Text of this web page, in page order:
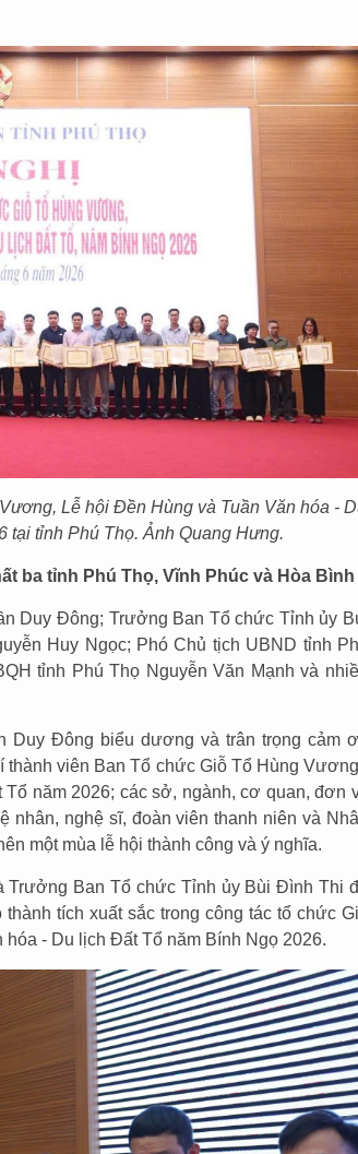
Lễ hội Đền Hùng và Tuần Văn hóa -
tại tỉnh Phú Thọ. Ảnh Quang Hưng.
ba tỉnh Phú Thọ, Vĩnh Phúc và Hòa Bình
Duy Đông; Trưởng Ban Tổ chức Tỉnh ủy
Huy Ngọc; Phó Chủ tịch UBND tỉnh
tỉnh Phú Thọ Nguyễn Văn Mạnh và
Duy Đông biểu dương và trân trọng cảm
thành viên Ban Tổ chức Giỗ Tổ Hùng
năm 2026; các sở, ngành, cơ quan, đơn
nhân, nghệ sĩ, đoàn viên thanh niên và
một mùa lễ hội thành công và ý nghĩa.
Trưởng Ban Tổ chức Tỉnh ủy Bùi Đình Thi
tích xuất sắc trong công tác tổ chức
- Du lịch Đất Tổ năm Bính Ngọ 2026.